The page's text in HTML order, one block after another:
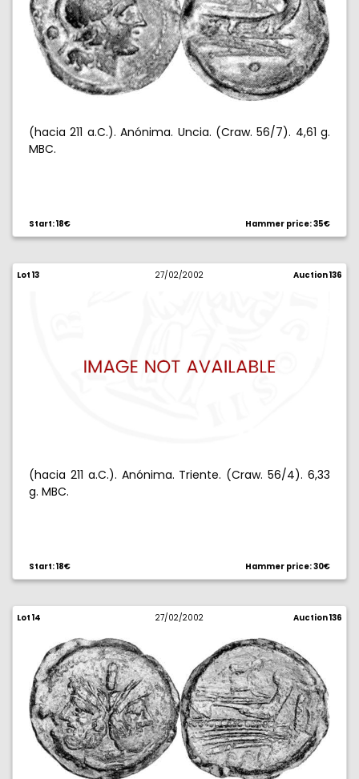
(hacia 211 a.C.). Anónima. Uncia. (Craw. 56/7). 4,61 g.
MBC.
Start: 18€ Hammer price: 35€
Lot 13 27/02/2002 Auction 136
(hacia 211 a.C.). Anónima. Triente. (Craw. 56/4). 6,33
g. MBC.
Start: 18€ Hammer price: 30€
Lot 14 27/02/2002 Auction 136